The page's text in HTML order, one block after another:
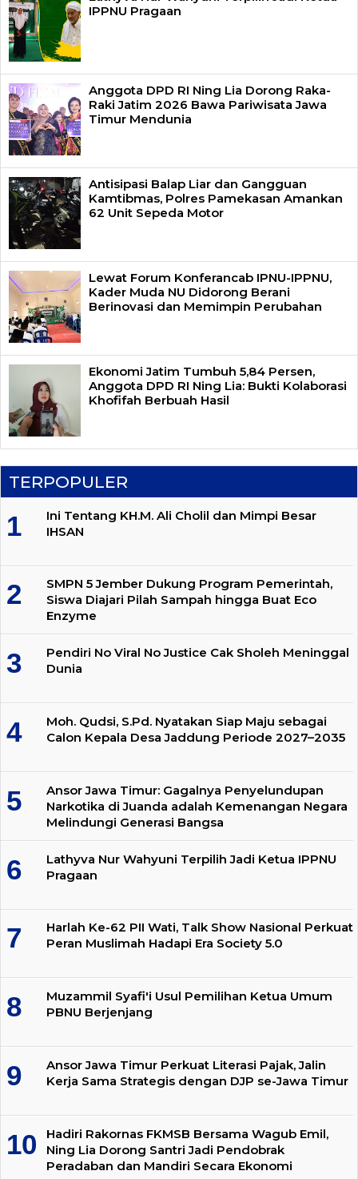
IPPNU Pragaan
Anggota DPD RI Ning Lia Dorong Raka-
Raki Jatim 2026 Bawa Pariwisata Jawa
Timur Mendunia
Antisipasi Balap Liar dan Gangguan
Kamtibmas, Polres Pamekasan Amankan
62 Unit Sepeda Motor
Lewat Forum Konferancab IPNU-IPPNU,
Kader Muda NU Didorong Berani
Berinovasi dan Memimpin Perubahan
Ekonomi Jatim Tumbuh 5,84 Persen,
Anggota DPD RI Ning Lia: Bukti Kolaborasi
Khofifah Berbuah Hasil
TERPOPULER
Ini Tentang KH.M. Ali Cholil dan Mimpi Besar
IHSAN
SMPN 5 Jember Dukung Program Pemerintah,
Siswa Diajari Pilah Sampah hingga Buat Eco
Enzyme
Pendiri No Viral No Justice Cak Sholeh Meninggal
Dunia
Moh. Qudsi, S.Pd. Nyatakan Siap Maju sebagai
Calon Kepala Desa Jaddung Periode 2027–2035
Ansor Jawa Timur: Gagalnya Penyelundupan
Narkotika di Juanda adalah Kemenangan Negara
Melindungi Generasi Bangsa
Lathyva Nur Wahyuni Terpilih Jadi Ketua IPPNU
Pragaan
Harlah Ke-62 PII Wati, Talk Show Nasional Perkuat
Peran Muslimah Hadapi Era Society 5.0
Muzammil Syafi'i Usul Pemilihan Ketua Umum
PBNU Berjenjang
Ansor Jawa Timur Perkuat Literasi Pajak, Jalin
Kerja Sama Strategis dengan DJP se-Jawa Timur
Hadiri Rakornas FKMSB Bersama Wagub Emil,
Ning Lia Dorong Santri Jadi Pendobrak
Peradaban dan Mandiri Secara Ekonomi